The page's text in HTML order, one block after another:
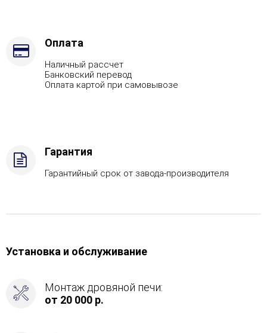
стали
Оплата
Наличный рассчет
Банковский перевод
Оплата картой при самовывозе
Гарантия
Гарантийный срок от завода-производителя
Установка и обслуживание
Монтаж дровяной печи:
от 20 000 р.